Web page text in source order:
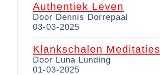
Authentiek Leven
Door Dennis Dorrepaal
03-03-2025
Klankschalen Meditaties
Door Luna Lunding
01-03-2025